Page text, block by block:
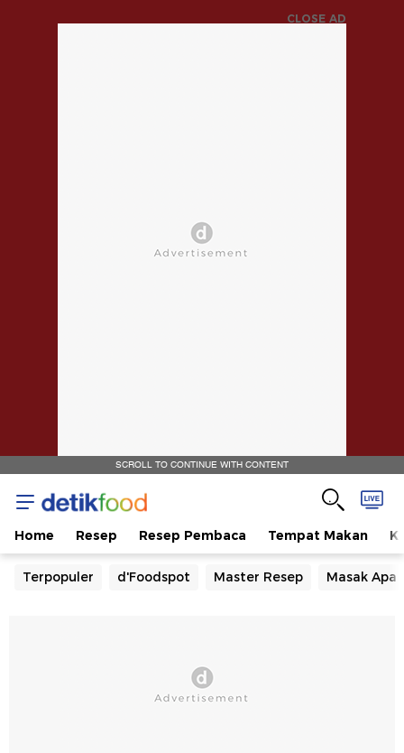
CLOSE AD
SCROLL TO CONTINUE WITH CONTENT
Home Resep Resep Pembaca Tempat Makan
Terpopuler d'Foodspot Master Resep Masak Apa